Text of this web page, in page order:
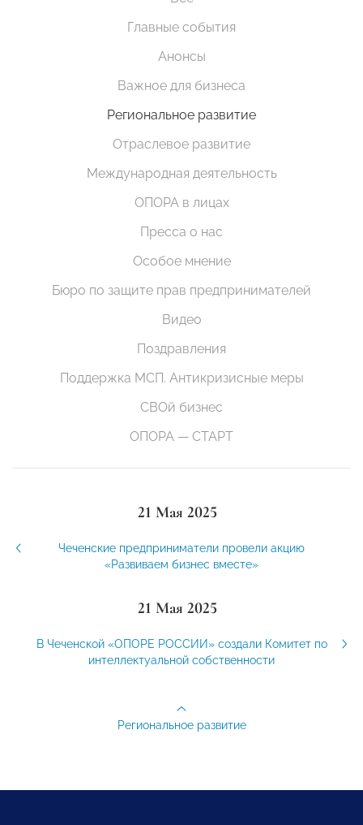
Главные события
Анонсы
Важное для бизнеса
Региональное развитие
Отраслевое развитие
Международная деятельность
ОПОРА в лицах
Пресса о нас
Особое мнение
Бюро по защите прав предпринимателей
Видео
Поздравления
Поддержка МСП. Антикризисные меры
СВОй бизнес
ОПОРА — СТАРТ
21 Мая 2025
Чеченские предприниматели провели акцию
«Развиваем бизнес вместе»
21 Мая 2025
В Чеченской «ОПОРЕ РОССИИ» создали Комитет по
интеллектуальной собственности
Региональное развитие